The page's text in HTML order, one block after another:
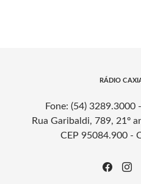
RÁDIO
Fone: (54) 3289.3000
Rua Garibaldi, 789, 21º
CEP 95084.900 -